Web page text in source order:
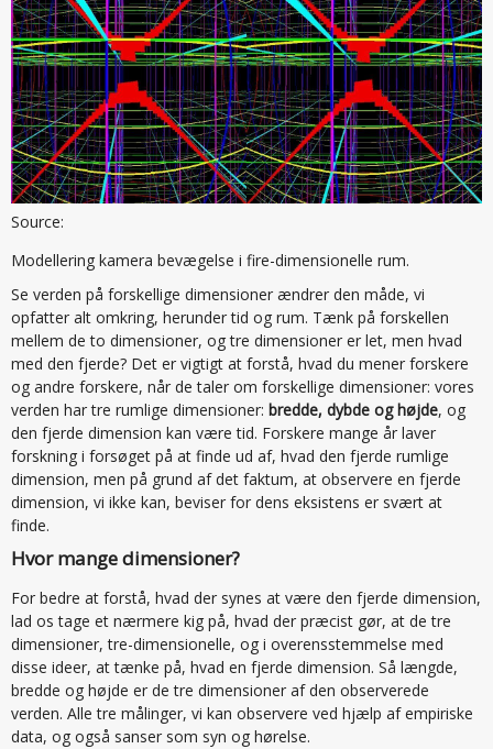
Source:
Modellering kamera bevægelse i fire-dimensionelle rum.
Se verden på forskellige dimensioner ændrer den måde, vi
opfatter alt omkring, herunder tid og rum. Tænk på forskellen
mellem de to dimensioner, og tre dimensioner er let, men hvad
med den fjerde? Det er vigtigt at forstå, hvad du mener forskere
og andre forskere, når de taler om forskellige dimensioner: vores
verden har tre rumlige dimensioner: bredde, dybde og højde, og
den fjerde dimension kan være tid. Forskere mange år laver
forskning i forsøget på at finde ud af, hvad den fjerde rumlige
dimension, men på grund af det faktum, at observere en fjerde
dimension, vi ikke kan, beviser for dens eksistens er svært at
finde.
Hvor mange dimensioner?
For bedre at forstå, hvad der synes at være den fjerde dimension,
lad os tage et nærmere kig på, hvad der præcist gør, at de tre
dimensioner, tre-dimensionelle, og i overensstemmelse med
disse ideer, at tænke på, hvad en fjerde dimension. Så længde,
bredde og højde er de tre dimensioner af den observerede
verden. Alle tre målinger, vi kan observere ved hjælp af empiriske
data, og også sanser som syn og hørelse.